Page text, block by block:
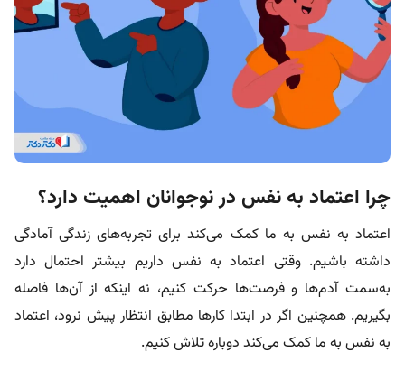
چرا اعتماد به نفس در نوجوانان اهمیت دارد؟
اعتماد به نفس به ما کمک می‌کند برای تجربه‌های زندگی آمادگی
داشته باشیم. وقتی اعتماد به نفس داریم بیشتر احتمال دارد
به‌سمت آدم‌ها و فرصت‌ها حرکت کنیم، نه اینکه از آن‌ها فاصله
بگیریم. همچنین اگر در ابتدا کارها مطابق انتظار پیش نرود، اعتماد
به نفس به ما کمک می‌کند دوباره تلاش کنیم.